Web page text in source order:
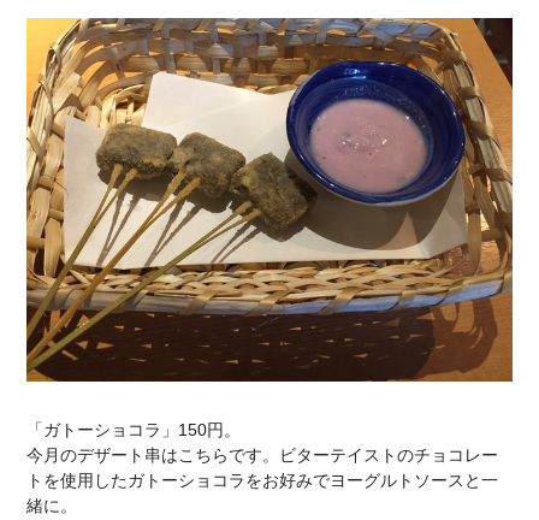
「ガトーショコラ」150円。
今月のデザート串はこちらです。ビターテイストのチョコレー
トを使用したガトーショコラをお好みでヨーグルトソースと一
緒に。